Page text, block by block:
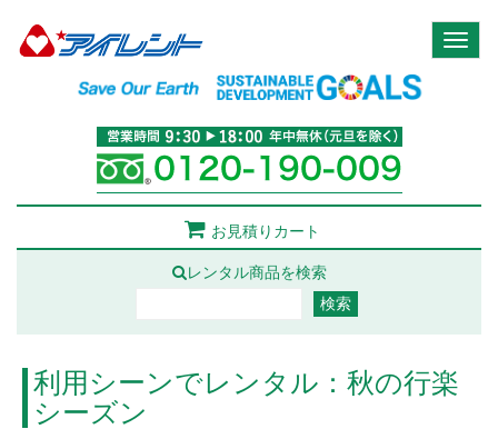
お見積りカート
レンタル商品を検索
利用シーンでレンタル：秋の行楽
シーズン